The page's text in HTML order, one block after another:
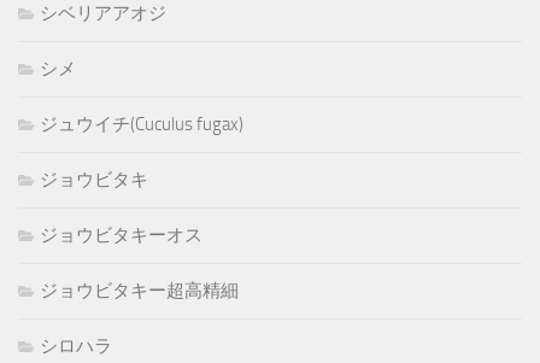
シベリアアオジ
シメ
ジュウイチ(Cuculus fugax)
ジョウビタキ
ジョウビタキーオス
ジョウビタキー超高精細
シロハラ